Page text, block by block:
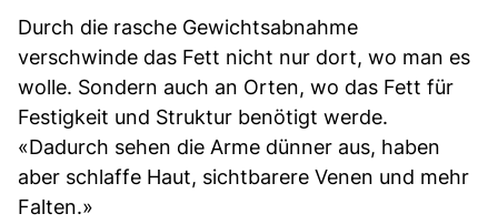
Durch die rasche Gewichtsabnahme
verschwinde das Fett nicht nur dort, wo man es
wolle. Sondern auch an Orten, wo das Fett für
Festigkeit und Struktur benötigt werde.
«Dadurch sehen die Arme dünner aus, haben
aber schlaffe Haut, sichtbarere Venen und mehr
Falten.»